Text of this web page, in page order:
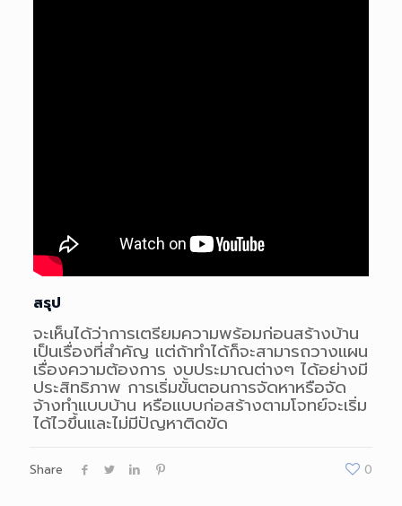
สรุป
จะเห็นได้ว่าการเตรียมความพร้อมก่อนสร้างบ้าน
เป็นเรื่องที่สำคัญ แต่ถ้าทำได้ก็จะสามารถวางแผน
เรื่องความต้องการ งบประมาณต่างๆ ได้อย่างมี
ประสิทธิภาพ การเริ่มขั้นตอนการจัดหาหรือจัด
จ้างทำแบบบ้าน หรือแบบก่อสร้างตามโจทย์จะเริ่ม
ได้ไวขึ้นและไม่มีปัญหาติดขัด
Share 0